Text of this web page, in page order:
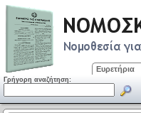
Ευρετήρια
Γρήγορη αναζήτηση: